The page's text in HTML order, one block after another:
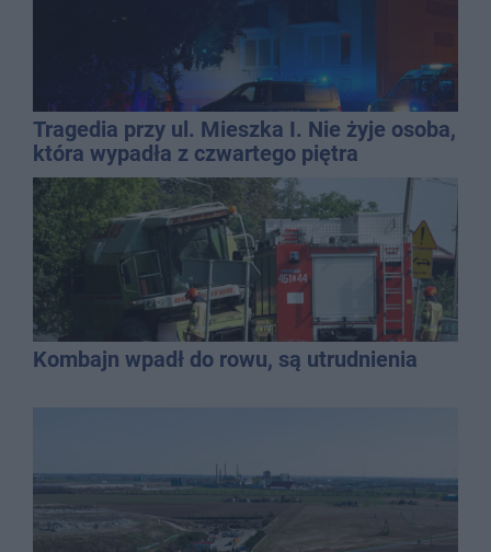
Tragedia przy ul. Mieszka I. Nie żyje osoba,
która wypadła z czwartego piętra
Kombajn wpadł do rowu, są utrudnienia